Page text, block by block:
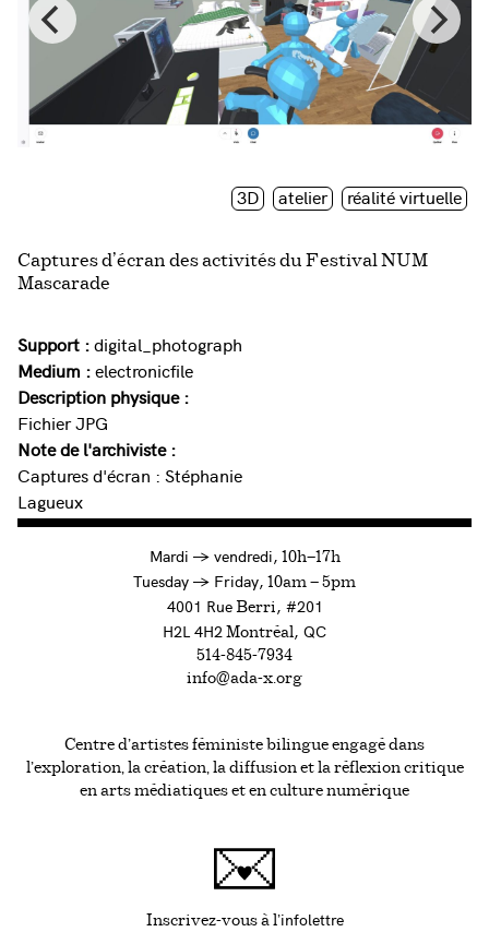
3D atelier réalité virtuelle
Captures d’écran des activités du Festival NUM
Mascarade
Support :digital_photograph
Medium :electronicfile
Description physique :
Fichier JPG
Note de l'archiviste :
Captures d'écran : Stéphanie
Lagueux
Mardi →à
vendredi, 10h—17h
Tuesday →toFriday, 10am — 5pm
4001 RueBerri, #201
H2L 4H2 Montréal, QC
514-845-7934
info@ada-x.org
Centre d’artistes féministe bilingue engagé dans
l’exploration, la création, la diffusion et la réflexion critique
en arts médiatiques et en culture numérique
Inscrivez-vous à l'infolettreCe lien s'ouvrira